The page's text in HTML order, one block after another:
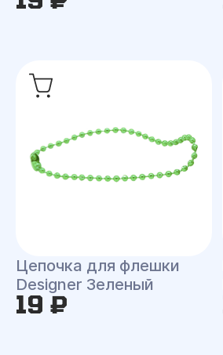
Цепочка для флешки
Designer Зеленый
19 ₽